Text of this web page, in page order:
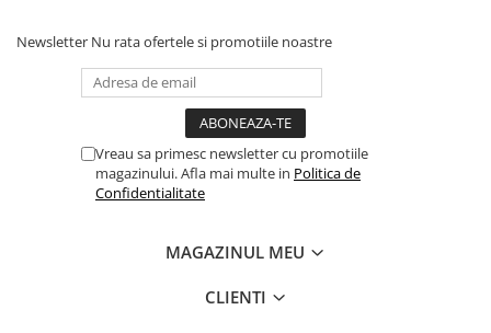
Newsletter Nu rata ofertele si promotiile noastre
Vreau sa primesc newsletter cu promotiile
magazinului. Afla mai multe in Politica de
Confidentialitate
MAGAZINUL MEU
CLIENTI